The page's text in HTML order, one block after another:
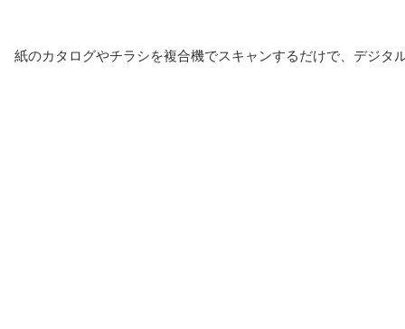
紙のカタログやチラシを複合機でスキャンするだけで、デジ